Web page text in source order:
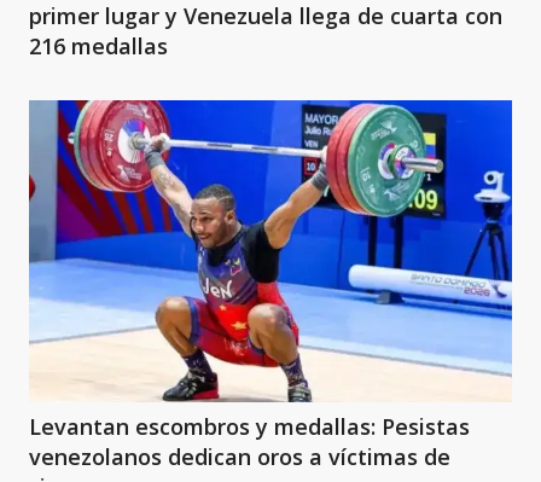
primer lugar y Venezuela llega de cuarta con
216 medallas
Levantan escombros y medallas: Pesistas
venezolanos dedican oros a víctimas de